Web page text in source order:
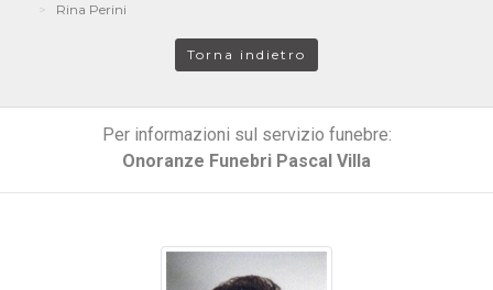
Rina Perini
Torna indietro
Per informazioni sul servizio funebre:
Onoranze Funebri Pascal Villa